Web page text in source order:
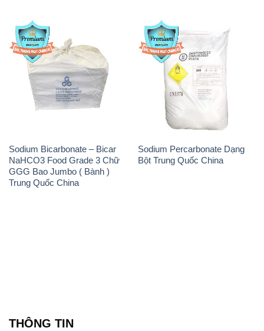
Sodium Bicarbonate – Bicar
NaHCO3 Food Grade 3 Chữ
GGG Bao Jumbo ( Bành )
Trung Quốc China
Sodium Percarbonate Dạng
Bột Trung Quốc China
THÔNG TIN